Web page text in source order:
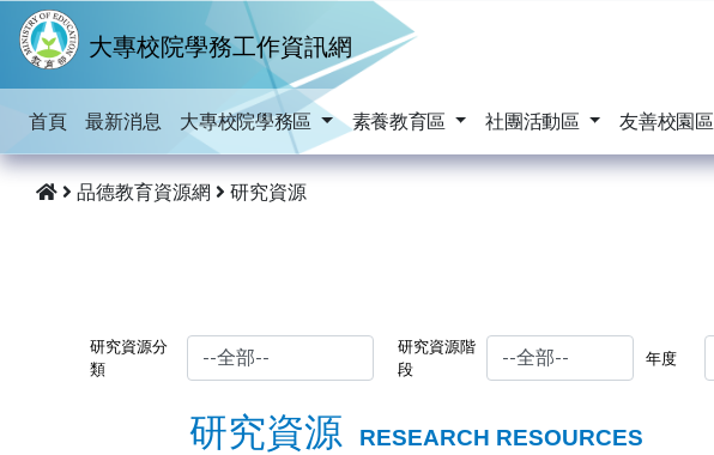
跳到主要內容
大專校院學務工作資訊網
首頁 最新消息 大專校院學務區 素養教育區 社團活動區 友善校園區
品德教育資源網 研究資源
研究資源分
類
研究資源階
段
年度
研究資源 RESEARCH RESOURCES